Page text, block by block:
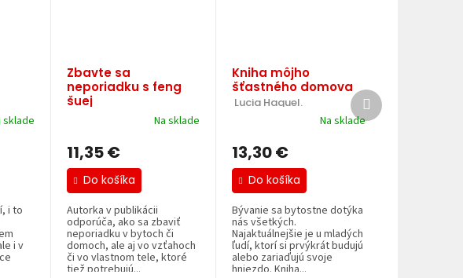
sklade
i to
i v
Zbavte sa
neporiadku s feng
šuej
Karen Kingstonová.Na sklade
11,35 €
Do košíka
Autorka v publikácii
odporúča, ako sa zbaviť
neporiadku v bytoch či
domoch, ale aj vo vzťahoch
či vo vlastnom tele, ktoré
tiež potrebujú...
Kniha môjho
šťastného domova
Lucia Haquel.
Na sklade
13,30 €
Do košíka
Bývanie sa bytostne dotýka
nás všetkých.
Najaktuálnejšie je u mladých
ľudí, ktorí si prvýkrát budujú
alebo zariaďujú svoje
hniezdo. Kniha...
Ďalší
produkt